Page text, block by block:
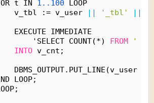
t IN 1..100 LOOP
:= v_user
|| '_tbl' ||
IMMEDIATE
COUNT(*) FROM '
INTO v_cnt;